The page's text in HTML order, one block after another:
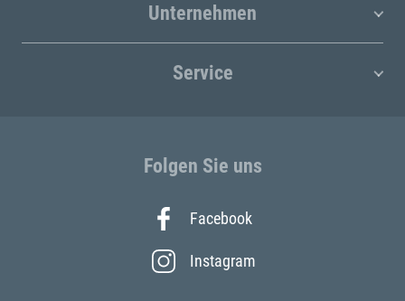
Unternehmen
Service
Folgen Sie uns
Facebook
Instagram